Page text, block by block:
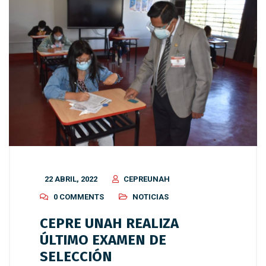
22 ABRIL, 2022
CEPREUNAH
0 COMMENTS
NOTICIAS
CEPRE UNAH REALIZA
ÚLTIMO EXAMEN DE
SELECCIÓN